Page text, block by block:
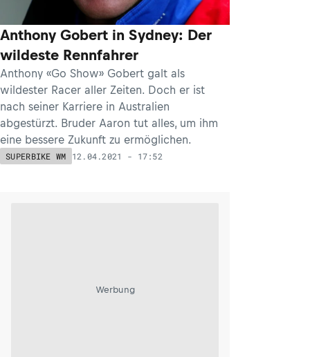
Anthony Gobert in Sydney: Der
wildeste Rennfahrer
Anthony «Go Show» Gobert galt als
wildester Racer aller Zeiten. Doch er ist
nach seiner Karriere in Australien
abgestürzt. Bruder Aaron tut alles, um ihm
eine bessere Zukunft zu ermöglichen.
SUPERBIKE WM 12.04.2021 - 17:52
Werbung